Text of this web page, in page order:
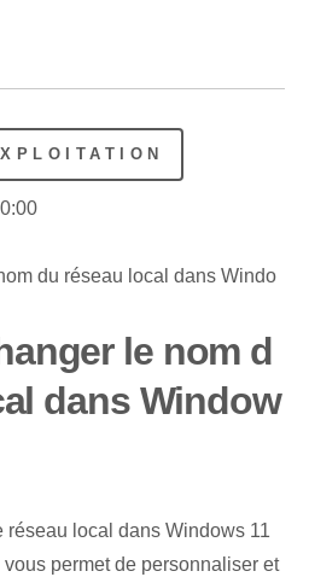
le nom d
dans Window
réseau local dans Windows 11
permet de personnaliser et